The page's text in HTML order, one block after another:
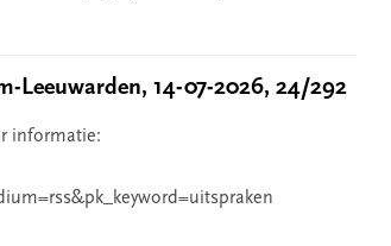
Leeuwarden, 14-07-2026, 24/292
informatie: